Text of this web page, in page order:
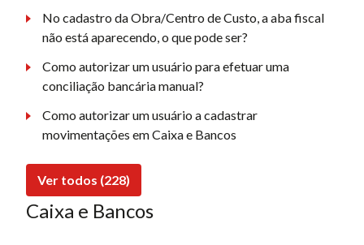
No cadastro da Obra/Centro de Custo, a aba fiscal
não está aparecendo, o que pode ser?
Como autorizar um usuário para efetuar uma
conciliação bancária manual?
Como autorizar um usuário a cadastrar
movimentações em Caixa e Bancos
Ver todos (228)
Caixa e Bancos